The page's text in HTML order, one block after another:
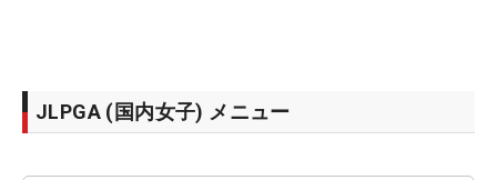
JLPGA (国内女子) メニュー